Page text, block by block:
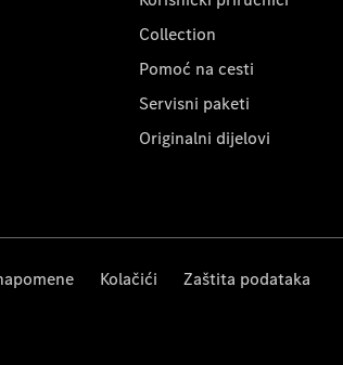
Collection
Pomoć na cesti
Servisni paketi
Originalni dijelovi
Kolačići Zaštita podataka